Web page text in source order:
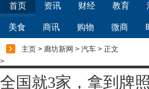
首页 资讯 财经 教育
美食 商讯 购物 微商
主页 > 廊坊新网 > 汽车 > 正文
>
全国就3家，拿到牌